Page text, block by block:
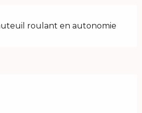
roulant en autonomie